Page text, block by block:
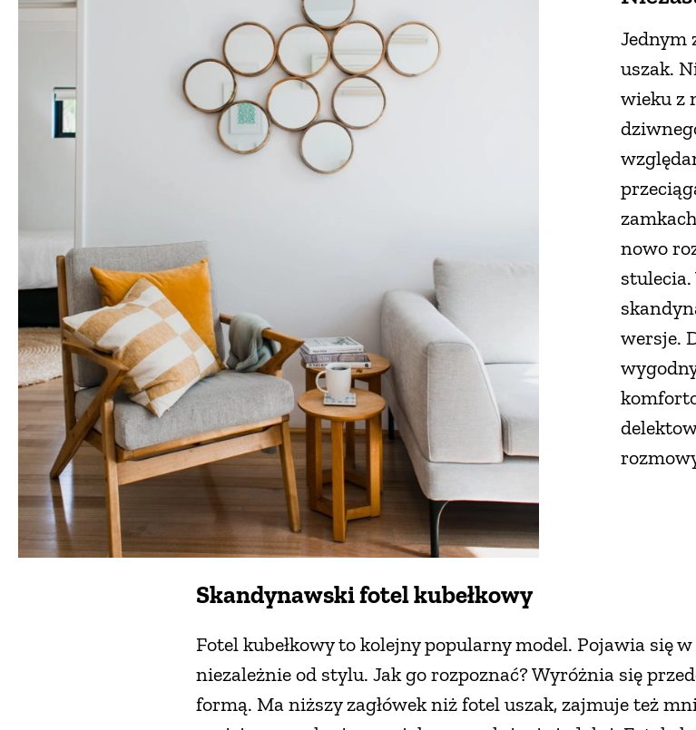
Jednym
uszak.
wieku z
nowo
wersje.
Skandynawski fotel kubełkowy
Fotel kubełkowy to kolejny popularny model. Pojawia się
niezależnie od stylu. Jak go rozpoznać? Wyróżnia się
formą. Ma niższy zagłówek niż fotel uszak, zajmuje też